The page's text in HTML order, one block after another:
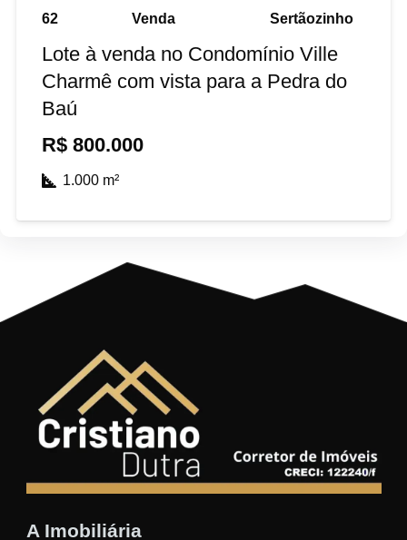
62
Venda
Sertãozinho
Lote à venda no Condomínio Ville
Charmê com vista para a Pedra do
Baú
R$800.000
1.000m²
A Imobiliária